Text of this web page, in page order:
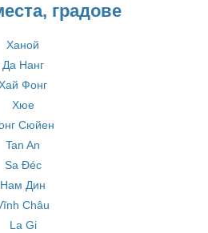
градове
Ханой
Да Нанг
Фонг
Хюе
Сюйен
Tan An
Sa Đéc
Нам Дин
Châu
La Gi